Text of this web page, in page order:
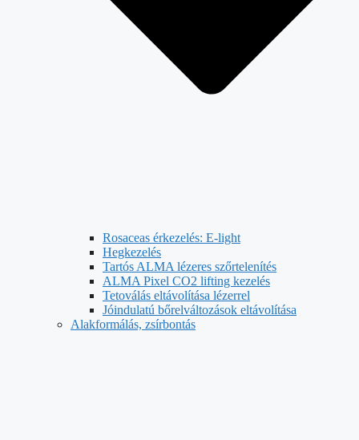
Rosaceas érkezelés: E-light
Hegkezelés
Tartós ALMA lézeres szőrtelenítés
ALMA Pixel CO2 lifting kezelés
Tetoválás eltávolítása lézerrel
Jóindulatú bőrelváltozások eltávolítása
Alakformálás, zsírbontás